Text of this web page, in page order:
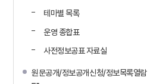
테마별 목록
운영 종합표
사전정보공표 자료실
원문공개/정보공개신청/정보목록열람